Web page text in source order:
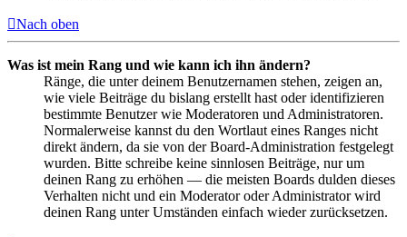
Nach oben
Was ist mein Rang und wie kann ich ihn ändern?
Ränge, die unter deinem Benutzernamen stehen, zeigen an,
wie viele Beiträge du bislang erstellt hast oder identifizieren
bestimmte Benutzer wie Moderatoren und Administratoren.
Normalerweise kannst du den Wortlaut eines Ranges nicht
direkt ändern, da sie von der Board-Administration festgelegt
wurden. Bitte schreibe keine sinnlosen Beiträge, nur um
deinen Rang zu erhöhen — die meisten Boards dulden dieses
Verhalten nicht und ein Moderator oder Administrator wird
deinen Rang unter Umständen einfach wieder zurücksetzen.